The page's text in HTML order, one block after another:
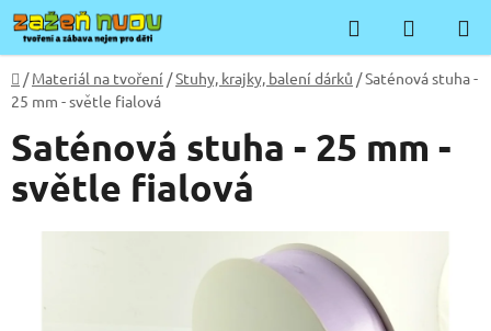
Přejít
na
obsah
Hledat
KOŠÍK
Domů
/ Materiál na tvoření /Stuhy, krajky, balení dárků /Saténová stuha -
25 mm - světle fialová
Saténová stuha - 25 mm -
světle fialová